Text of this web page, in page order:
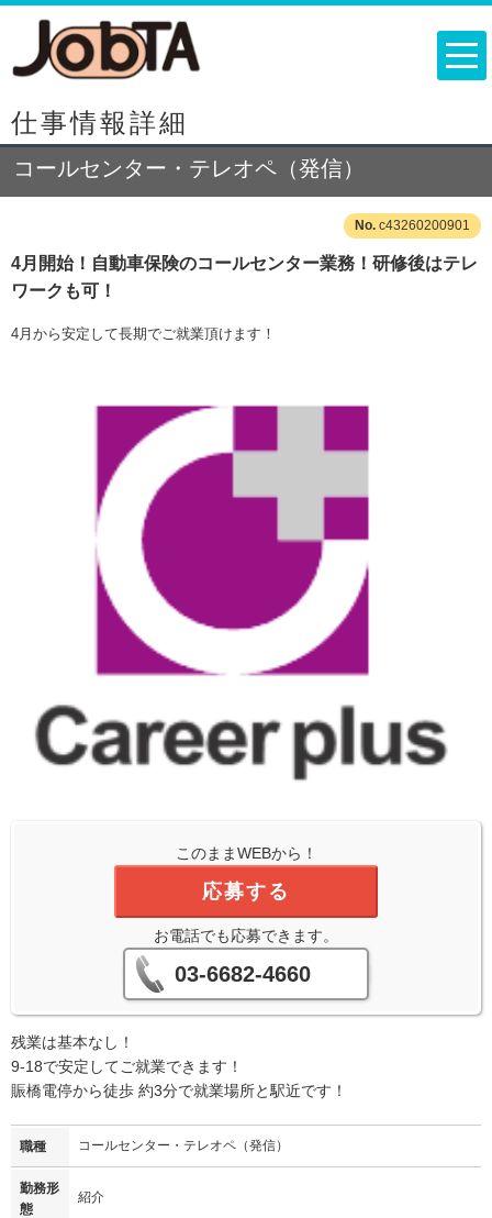
仕事情報詳細
コールセンター・テレオペ（発信）
c43260200901
4月開始！自動車保険のコールセンター業務！研修後はテレ
ワークも可！
4月から安定して長期でご就業頂けます！
このままWEBから！
応募する
お電話でも応募できます。
03-6682-4660
残業は基本なし！
9-18で安定してご就業できます！
賑橋電停から徒歩 約3分で就業場所と駅近です！
職種 コールセンター・テレオペ（発信）
勤務形
態
紹介